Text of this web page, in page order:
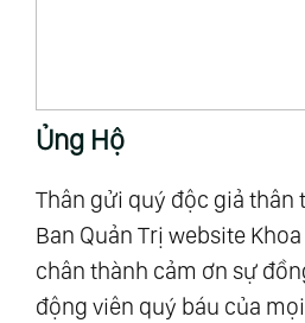
Ủng Hộ
Thân gửi quý độc giả thân
Ban Quản Trị website
chân thành cảm ơn sự
động viên quý báu của